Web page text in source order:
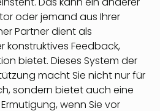
oder jemand aus Ihrer
Partner dient als
konstruktives Feedback,
bietet. Dieses System der
macht Sie nicht nur für
sondern bietet auch eine
wenn Sie vor